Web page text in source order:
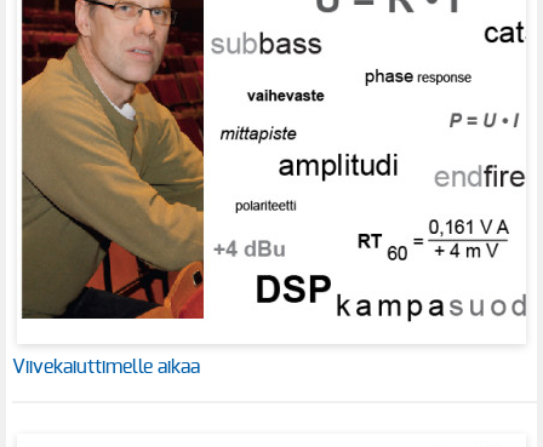
Viivekaiuttimelle aikaa